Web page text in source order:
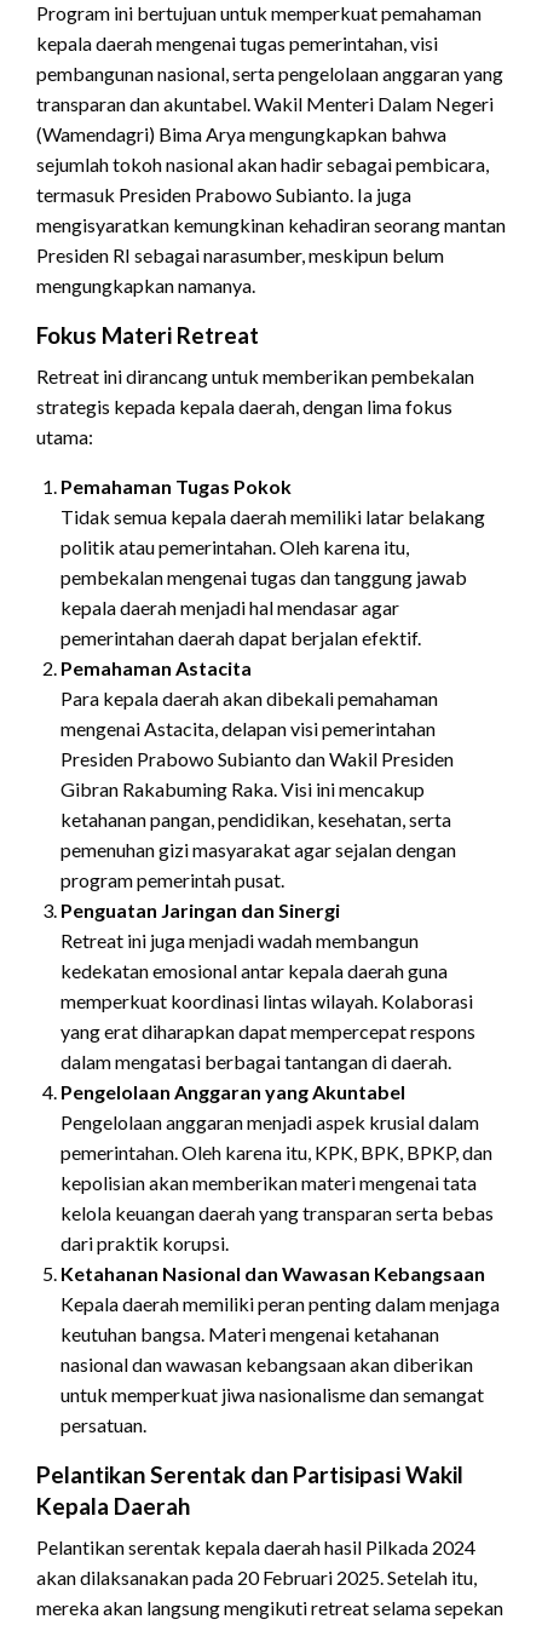
Program ini bertujuan untuk memperkuat pemahaman
kepala daerah mengenai tugas pemerintahan, visi
pembangunan nasional, serta pengelolaan anggaran yang
transparan dan akuntabel. Wakil Menteri Dalam Negeri
(Wamendagri) Bima Arya mengungkapkan bahwa
sejumlah tokoh nasional akan hadir sebagai pembicara,
termasuk Presiden Prabowo Subianto. Ia juga
mengisyaratkan kemungkinan kehadiran seorang mantan
Presiden RI sebagai narasumber, meskipun belum
mengungkapkan namanya.
Fokus Materi Retreat
Retreat ini dirancang untuk memberikan pembekalan
strategis kepada kepala daerah, dengan lima fokus
utama:
Pemahaman Tugas Pokok
Tidak semua kepala daerah memiliki latar belakang
politik atau pemerintahan. Oleh karena itu,
pembekalan mengenai tugas dan tanggung jawab
kepala daerah menjadi hal mendasar agar
pemerintahan daerah dapat berjalan efektif.
Pemahaman Astacita
Para kepala daerah akan dibekali pemahaman
mengenai Astacita, delapan visi pemerintahan
Presiden Prabowo Subianto dan Wakil Presiden
Gibran Rakabuming Raka. Visi ini mencakup
ketahanan pangan, pendidikan, kesehatan, serta
pemenuhan gizi masyarakat agar sejalan dengan
program pemerintah pusat.
Penguatan Jaringan dan Sinergi
Retreat ini juga menjadi wadah membangun
kedekatan emosional antar kepala daerah guna
memperkuat koordinasi lintas wilayah. Kolaborasi
yang erat diharapkan dapat mempercepat respons
dalam mengatasi berbagai tantangan di daerah.
Pengelolaan Anggaran yang Akuntabel
Pengelolaan anggaran menjadi aspek krusial dalam
pemerintahan. Oleh karena itu, KPK, BPK, BPKP, dan
kepolisian akan memberikan materi mengenai tata
kelola keuangan daerah yang transparan serta bebas
dari praktik korupsi.
Ketahanan Nasional dan Wawasan Kebangsaan
Kepala daerah memiliki peran penting dalam menjaga
keutuhan bangsa. Materi mengenai ketahanan
nasional dan wawasan kebangsaan akan diberikan
untuk memperkuat jiwa nasionalisme dan semangat
persatuan.
Pelantikan Serentak dan Partisipasi Wakil
Kepala Daerah
Pelantikan serentak kepala daerah hasil Pilkada 2024
akan dilaksanakan pada 20 Februari 2025. Setelah itu,
mereka akan langsung mengikuti retreat selama sepekan